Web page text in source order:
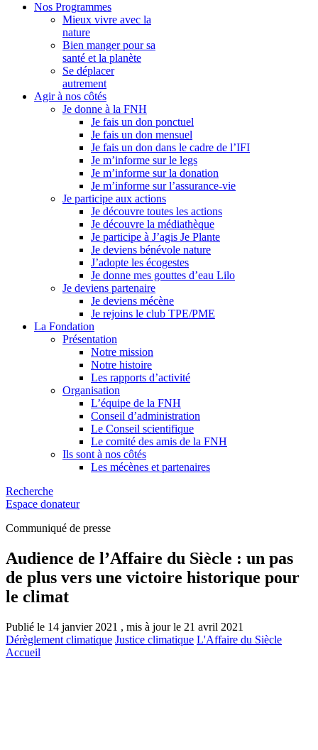
Nos Programmes
Mieux vivre avec la
nature
Bien manger pour sa
santé et la planète
Se déplacer
autrement
Agir à nos côtés
Je donne à la FNH
Je fais un don ponctuel
Je fais un don mensuel
Je fais un don dans le cadre de l’IFI
Je m’informe sur le legs
Je m’informe sur la donation
Je m’informe sur l’assurance-vie
Je participe aux actions
Je découvre toutes les actions
Je découvre la médiathèque
Je participe à J’agis Je Plante
Je deviens bénévole nature
J’adopte les écogestes
Je donne mes gouttes d’eau Lilo
Je deviens partenaire
Je deviens mécène
Je rejoins le club TPE/PME
La Fondation
Présentation
Notre mission
Notre histoire
Les rapports d’activité
Organisation
L’équipe de la FNH
Conseil d’administration
Le Conseil scientifique
Le comité des amis de la FNH
Ils sont à nos côtés
Les mécènes et partenaires
Recherche
Espace donateur
Communiqué de presse
Audience de l’Affaire du Siècle : un pas
de plus vers une victoire historique pour
le climat
Publié le 14 janvier 2021 , mis à jour le 21 avril 2021
Dérèglement climatique Justice climatique L'Affaire du Siècle
Accueil